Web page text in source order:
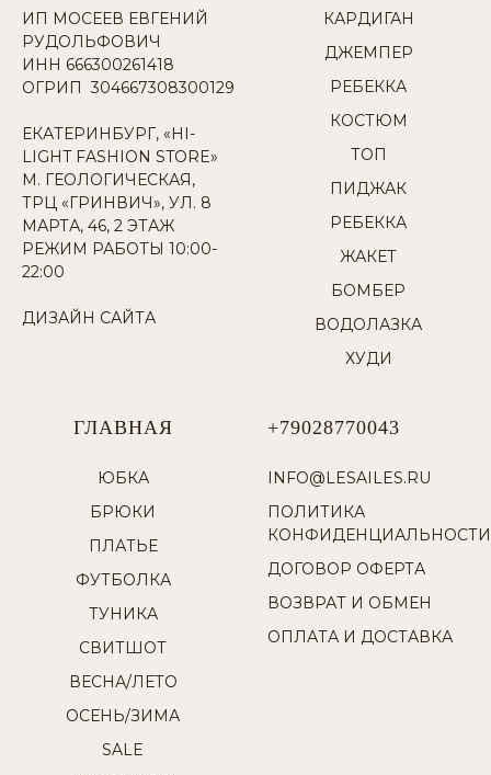
ИП МОСЕЕВ ЕВГЕНИЙ
РУДОЛЬФОВИЧ
ИНН 666300261418
ОГРИП 304667308300129
ЕКАТЕРИНБУРГ, «HI-
LIGHT FASHION STORE»
М. ГЕОЛОГИЧЕСКАЯ,
ТРЦ «ГРИНВИЧ», УЛ. 8
МАРТА, 46, 2 ЭТАЖ
РЕЖИМ РАБОТЫ 10:00-
22:00
ДИЗАЙН САЙТА
КАРДИГАН
ДЖЕМПЕР
РЕБЕККА
КОСТЮМ
ТОП
ПИДЖАК
РЕБЕККА
ЖАКЕТ
БОМБЕР
ВОДОЛАЗКА
ХУДИ
ГЛАВНАЯ
ЮБКА
БРЮКИ
ПЛАТЬЕ
ФУТБОЛКА
ТУНИКА
СВИТШОТ
ВЕСНА/ЛЕТО
ОСЕНЬ/ЗИМА
SALE
+79028770043
INFO@LESAILES.RU
ПОЛИТИКА
КОНФИДЕНЦИАЛЬНОСТИ
ДОГОВОР ОФЕРТА
ВОЗВРАТ И ОБМЕН
ОПЛАТА И ДОСТАВКА